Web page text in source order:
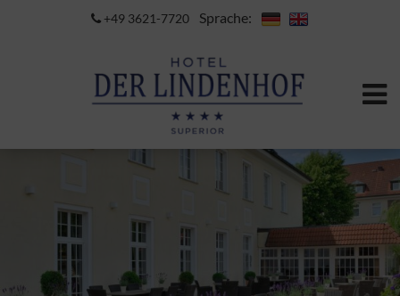
+49 3621-7720 Sprache: